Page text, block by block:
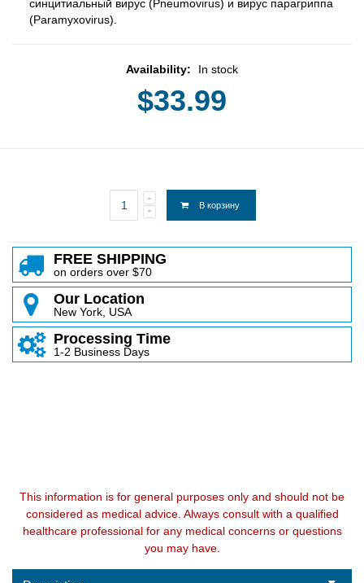
синцитиальный вирус (Pneumovirus) и вирус парагриппа
(Paramyxovirus).
Availability: In stock
$33.99
В корзину
FREE SHIPPING
on orders over $70
Our Location
New York, USA
Processing Time
1-2 Business Days
This information is for general purposes only and should not be
considered as medical advice. Always consult with a qualified
healthcare professional for any medical concerns or questions
you may have.